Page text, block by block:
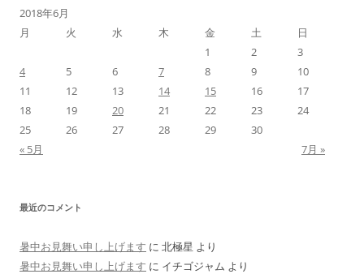
2018年6月
月
火 水 木 金 土
日
1
2
3
4
5 6 7 8 9
10
11
12 13 14 15 16
17
18
19 20 21 22 23
24
25
26 27 28 29
30
« 5月
7月 »
最近のコメント
暑中お見舞い申し上げます に 北極星 より
暑中お見舞い申し上げます に イチゴジャム より